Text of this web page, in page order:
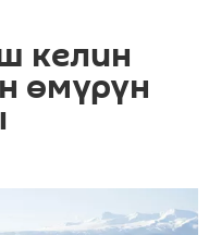
келин
өмүрүн